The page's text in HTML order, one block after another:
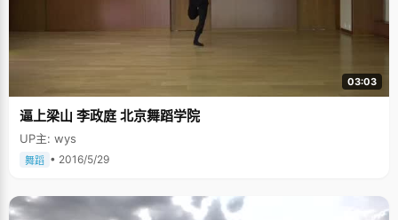
03:03
逼上梁山 李政庭 北京舞蹈学院
UP主: wys
舞蹈 • 2016/5/29